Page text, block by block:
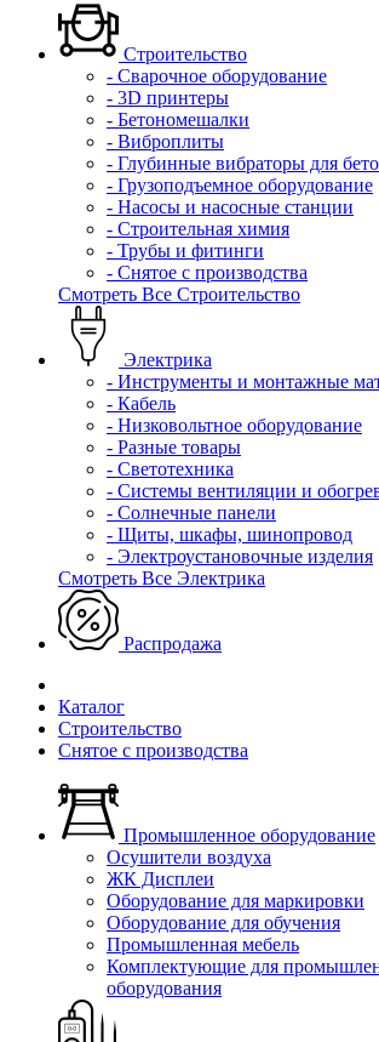
Строительство
- Сварочное оборудование
- 3D принтеры
- Бетономешалки
- Виброплиты
- Глубинные вибраторы для
- Грузоподъемное оборудование
- Насосы и насосные станции
- Строительная химия
- Трубы и фитинги
- Снятое с производства
Смотреть Все Строительство
Электрика
- Инструменты и монтажные
- Кабель
- Низковольтное оборудование
- Разные товары
- Светотехника
- Системы вентиляции и
- Солнечные панели
- Щиты, шкафы, шинопровод
- Электроустановочные изделия
Смотреть Все Электрика
Распродажа
Каталог
Строительство
Снятое с производства
Промышленное оборудование
Осушители воздуха
ЖК Дисплеи
Оборудование для маркировки
Оборудование для обучения
Промышленная мебель
Комплектующие для
оборудования